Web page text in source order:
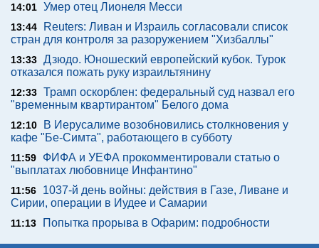
14:01 Умер отец Лионеля Месси
13:44
Reuters: Ливан и Израиль согласовали список
стран для контроля за разоружением "Хизбаллы"
13:33 Дзюдо. Юношеский европейский кубок. Турок
отказался пожать руку израильтянину
12:33 Трамп оскорблен: федеральный суд назвал его
"временным квартирантом" Белого дома
12:10
В Иерусалиме возобновились столкновения у
кафе "Бе-Симта", работающего в субботу
11:59
ФИФА и УЕФА прокомментировали статью о
"выплатах любовнице Инфантино"
11:56
1037-й день войны: действия в Газе, Ливане и
Сирии, операции в Иудее и Самарии
11:13 Попытка прорыва в Офарим: подробности